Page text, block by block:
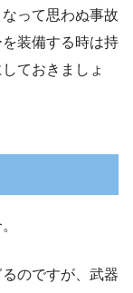
って思わぬ事故
装備する時は持
ておきましょ
のですが、武器